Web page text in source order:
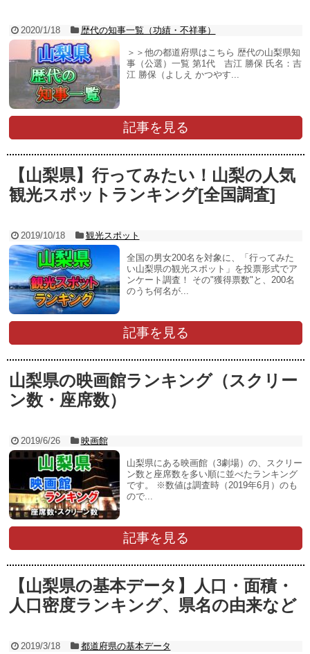
2020/1/18 歴代の知事一覧（功績・不祥事）
＞＞他の都道府県はこちら 歴代の山梨県知
事（公選）一覧 第1代 吉江 勝保 氏名：吉
江 勝保（よしえ かつやす...
記事を見る
【山梨県】行ってみたい！山梨の人気
観光スポットランキング[全国調査]
2019/10/18 観光スポット
全国の男女200名を対象に、「行ってみた
い山梨県の観光スポット」を投票形式でア
ンケート調査！ その"獲得票数"と、200名
のうち何名が...
記事を見る
山梨県の映画館ランキング（スクリー
ン数・座席数）
2019/6/26 映画館
山梨県にある映画館（3劇場）の、スクリー
ン数と座席数を多い順に並べたランキング
です。 ※数値は調査時（2019年6月）のも
ので...
記事を見る
【山梨県の基本データ】人口・面積・
人口密度ランキング、県名の由来など
2019/3/18 都道府県の基本データ